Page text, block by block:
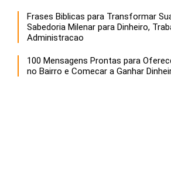
Frases Biblicas para Transformar
Sabedoria Milenar para Dinheiro,
Administracao
100 Mensagens Prontas para
no Bairro e Comecar a Ganhar